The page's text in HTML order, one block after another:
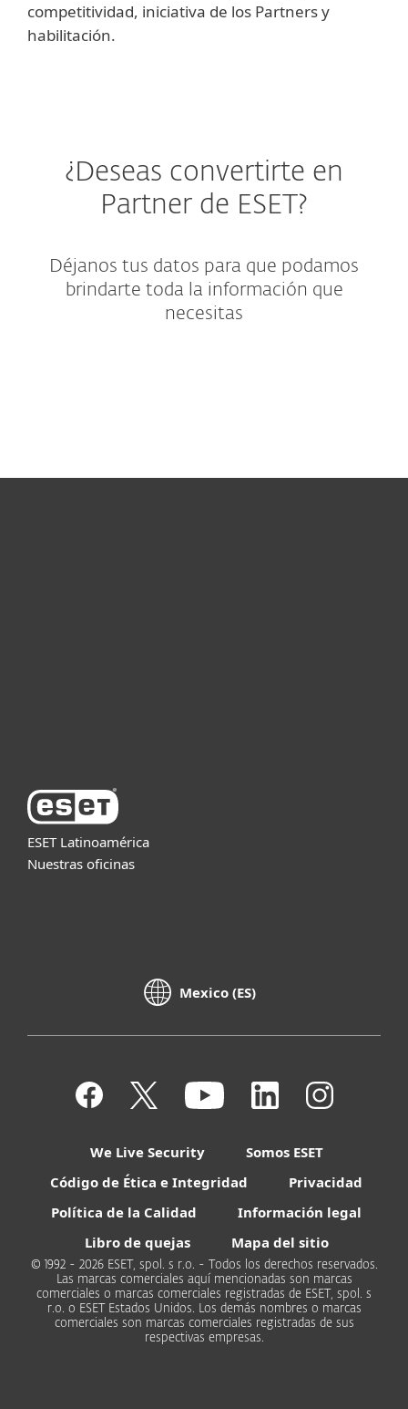
competitividad, iniciativa de los Partners y
habilitación.
¿Deseas convertirte en
Partner de ESET?
Déjanos tus datos para que podamos
brindarte toda la información que
necesitas
ESET Latinoamérica
Nuestras oficinas
Mexico (ES)
We Live Security
Somos ESET
Código de Ética e Integridad
Privacidad
Política de la Calidad
Información legal
Libro de quejas
Mapa del sitio
© 1992 - 2026 ESET, spol. s r.o. - Todos los derechos reservados.
Las marcas comerciales aquí mencionadas son marcas
comerciales o marcas comerciales registradas de ESET, spol. s
r.o. o ESET Estados Unidos. Los demás nombres o marcas
comerciales son marcas comerciales registradas de sus
respectivas empresas.